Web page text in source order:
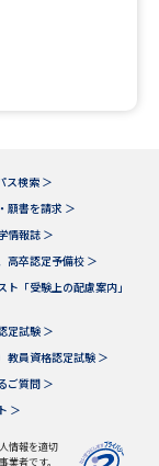
バルに強い大学特
ス検索 ＞
願書を請求 ＞
情報誌 ＞
高卒認定予備校 ＞
ト「受験上の配慮案内」
定試験 ＞
教員資格認定試験 ＞
ご質問 ＞
＞
情報を適切
者です。